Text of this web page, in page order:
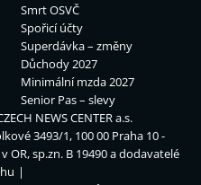
Smrt OSVČ
Spořicí účty
Superdávka – změny
Důchody 2027
Minimální mzda 2027
Senior Pas – slevy
NEWS CENTER a.s.
3493/1, 100 00 Praha 10 -
OR, sp.zn. B 19490 a dodavatelé